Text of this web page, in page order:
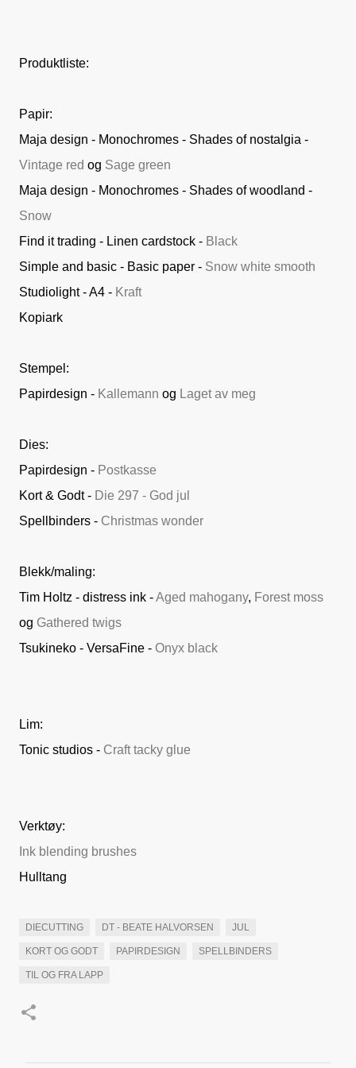
Produktliste:
Papir:
Maja design - Monochromes - Shades of nostalgia -
Vintage red og Sage green
Maja design - Monochromes - Shades of woodland -
Snow
Find it trading - Linen cardstock - Black
Simple and basic - Basic paper - Snow white smooth
Studiolight - A4 - Kraft
Kopiark
Stempel:
Papirdesign - Kallemann og Laget av meg
Dies:
Papirdesign - Postkasse
Kort & Godt - Die 297 - God jul
Spellbinders - Christmas wonder
Blekk/maling:
Tim Holtz - distress ink -Aged mahogany, Forest moss
og Gathered twigs
Tsukineko - VersaFine - Onyx black
Lim:
Tonic studios - Craft tacky glue
Verktøy:
Ink blending brushes
Hulltang
DIECUTTING DT - BEATE HALVORSEN JUL
KORT OG GODT PAPIRDESIGN SPELLBINDERS
TIL OG FRA LAPP